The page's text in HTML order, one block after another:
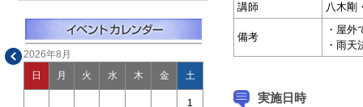
2026年8月
日 月 火 水 木 金 土
1
講師
八木剛
備考
・屋
・雨天
実施日時